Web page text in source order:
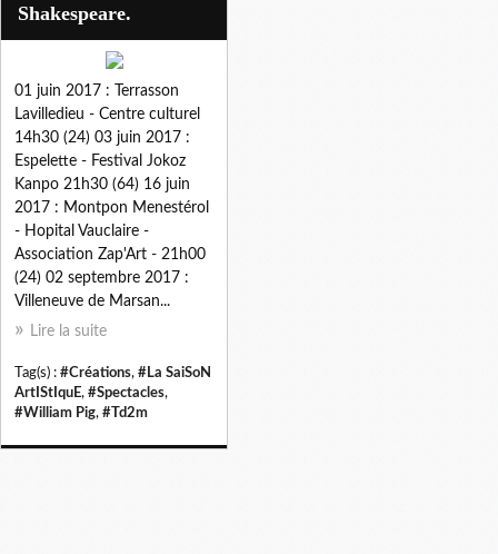
Shakespeare.
01 juin 2017 : Terrasson
Lavilledieu - Centre culturel
14h30 (24) 03 juin 2017 :
Espelette - Festival Jokoz
Kanpo 21h30 (64) 16 juin
2017 : Montpon Menestérol
- Hopital Vauclaire -
Association Zap'Art - 21h00
(24) 02 septembre 2017 :
Villeneuve de Marsan...
Lire la suite
Tag(s) : #Créations, #La SaiSoN
ArtIStIquE, #Spectacles,
#William Pig, #Td2m